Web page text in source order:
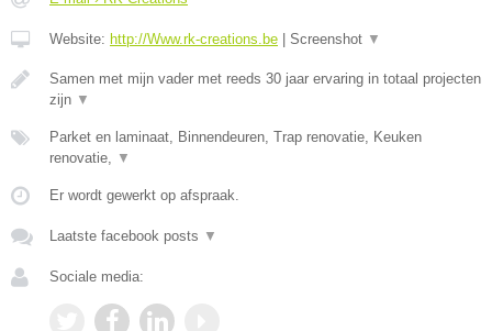
Website: http://Www.rk-creations.be | Screenshot ▼
Samen met mijn vader met reeds 30 jaar ervaring in totaal projecten
zijn ▼
Parket en laminaat, Binnendeuren, Trap renovatie, Keuken
renovatie,
▼
Er wordt gewerkt op afspraak.
Laatste facebook posts ▼
Sociale media: